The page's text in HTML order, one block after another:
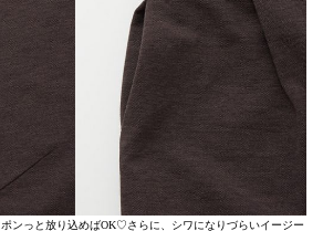
ンっと放り込めばOK♡さらに、シワになりづらいイージー